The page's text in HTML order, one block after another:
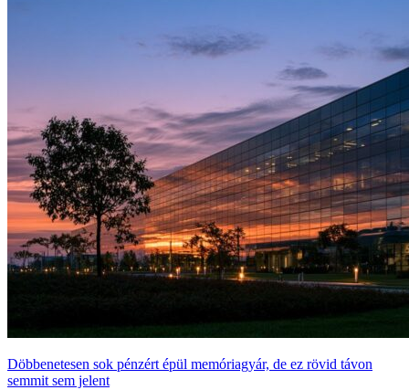
Döbbenetesen sok pénzért épül memóriagyár, de ez rövid távon
semmit sem jelent